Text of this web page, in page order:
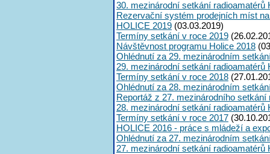
30. mezinárodní setkání radioamatérů
Rezervační systém prodejních míst
HOLICE 2019 (03.03.2019)
Termíny setkání v roce 2019
Návštěvnost programu Holice 2018
Ohlédnutí za 29. mezinárodním
29. mezinárodní setkání radioamatérů
Termíny setkání v roce 2018
Ohlédnutí za 28. mezinárodním
Reportáž z 27. mezinárodního setkání
28. mezinárodní setkání radioamatérů
Termíny setkání v roce 2017
HOLICE 2016 - práce s mládeží a
Ohlédnutí za 27. mezinárodním
27. mezinárodní setkání radioamatérů